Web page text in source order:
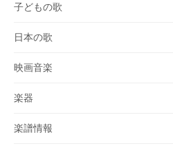
子どもの歌
日本の歌
映画音楽
楽器
楽譜情報